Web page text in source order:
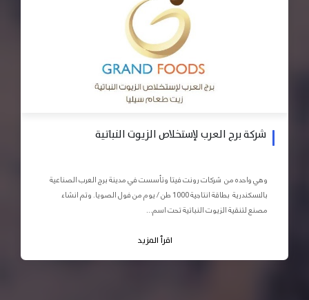
شركة برج العرب لإستخلاص الزيوت النباتية
وهي واحده من شركات رونت فيتا وتأسست في مدينة برج العرب الصناعية
بالاسكندرية بطاقة انتاجية 1000 طن / يوم من فول الصويا. وتم انشاء
مصنع لتنقية الزيوت النباتية تحت اسم...
اقرأ المزيد